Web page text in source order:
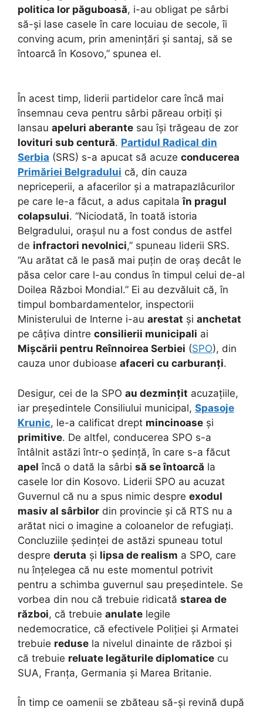
politica lor păguboasă, i-au obligat pe sârbi
să-și lase casele în care locuiau de secole, îi
conving acum, prin amenințări și santaj, să se
întoarcă în Kosovo,” spunea el.
În acest timp, liderii partidelor care încă mai
însemnau ceva pentru sârbi păreau orbiți și
lansau apeluri aberante sau își trăgeau de zor
lovituri sub centură. Partidul Radical din
Serbia (SRS) s-a apucat să acuze conducerea
Primăriei Belgradului că, din cauza
nepriceperii, a afacerilor și a matrapazlâcurilor
pe care le-a făcut, a adus capitalaîn pragul
colapsului. “Niciodată, în toată istoria
Belgradului, orașul nu a fost condus de astfel
de infractori nevolnici,” spuneau liderii SRS.
“Au arătat că le pasă mai puțin de oraș decât le
păsa celor care l-au condus în timpul celui de-al
Doilea Război Mondial.” Ei au dezvăluit că, în
timpul bombardamentelor, inspectorii
Ministerului de Interne i-au arestat și anchetat
pe câțiva dintre consilierii municipali ai
Mișcării pentru Reînnoirea Serbiei (SPO), din
cauza unor dubioase afaceri cu carburanți.
Desigur, cei de la SPO au dezmințit acuzațiile,
iar președintele Consiliului municipal, Spasoje
Krunic, le-a calificat drept mincinoase și
primitive. De altfel, conducerea SPO s-a
întâlnit astăzi într-o ședință, în care s-a făcut
apel încă o dată la sârbi să se întoarcă la
casele lor din Kosovo. Liderii SPO au acuzat
Guvernul că nu a spus nimic despre exodul
masiv al sârbilor din provincie și că RTS nu a
arătat nici o imagine a coloanelor de refugiați.
Concluziile ședinței de astăzi spuneau totul
despre deruta și lipsa de realism a SPO, care
nu înțelegea că nu este momentul potrivit
pentru a schimba guvernul sau președintele. Se
vorbea din nou că trebuie ridicată starea de
război, că trebuie anulate legile
nedemocratice, că efectivele Poliției și Armatei
trebuie reduse la nivelul dinainte de război și
că trebuie reluate legăturile diplomatice cu
SUA, Franța, Germania și Marea Britanie.
În timp ce oamenii se zbăteau să-și revină după